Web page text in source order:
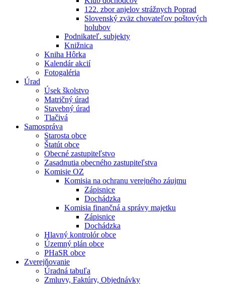
122. zbor anjelov strážnych Poprad
Slovenský zväz chovateľov poštových
holubov
Podnikateľ. subjekty
Knižnica
Kniha Hôrka
Kalendár akcií
Fotogaléria
Úrad
Úsek školstvo
Matričný úrad
Stavebný úrad
Tlačivá
Samospráva
Starosta obce
Štatút obce
Obecné zastupiteľstvo
Zasadnutia obecného zastupiteľstva
Komisie OZ
Komisia na ochranu verejného záujmu
Zápisnice
Dochádzka
Komisia finančná a správy majetku
Zápisnice
Dochádzka
Hlavný kontrolór obce
Územný plán obce
PHaSR obce
Zverejňovanie
Úradná tabuľa
Zmluvy, Faktúry, Objednávky